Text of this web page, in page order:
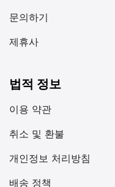
문의하기
제휴사
법적 정보
이용 약관
취소 및 환불
개인정보 처리방침
배송 정책